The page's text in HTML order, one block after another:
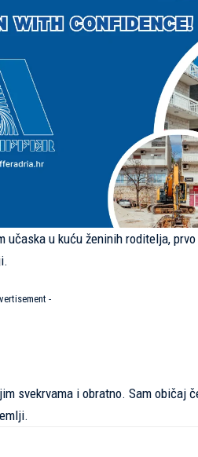
učaska u kuću ženinih roditelja,
-
svekrvama i obratno. Sam običaj